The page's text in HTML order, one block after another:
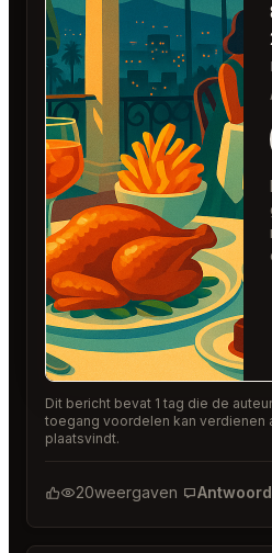
Dit bericht bevat 1 tag die de
toegang voordelen kan verdienen
plaatsvindt.
20weergaven Antwoord